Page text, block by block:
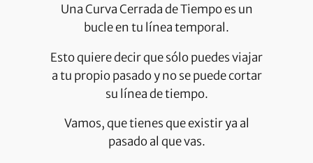
Una Curva Cerrada de Tiempo es un
bucle en tu línea temporal.
Esto quiere decir que sólo puedes viajar
a tu propio pasado y no se puede cortar
su línea de tiempo.
Vamos, que tienes que existir ya al
pasado al que vas.